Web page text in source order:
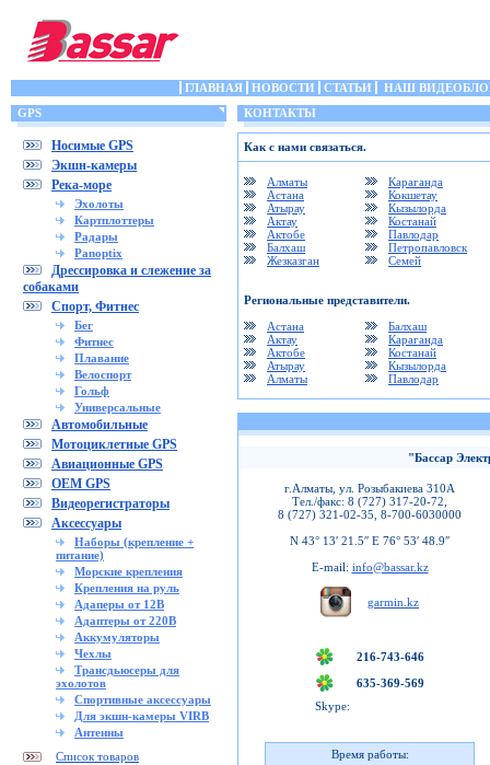
ГЛАВНАЯ НОВОСТИ СТАТЬИ
НАШ
GPS
Носимые GPS
Экшн-камеры
Река-море
Эхолоты
Картплоттеры
Радары
Panoptix
Дрессировка и слежение за
собаками
Спорт, Фитнес
Бег
Фитнес
Плавание
Велоспорт
Гольф
Универсальные
Автомобильные
Мотоциклетные GPS
Авиационные GPS
OEM GPS
Видеорегистраторы
Аксессуары
Наборы (крепление +
питание)
Морские крепления
Крепления на руль
Адаперы от 12В
Адаптеры от 220В
Аккумуляторы
Чехлы
Трансдьюсеры для
эхолотов
Спортивные аксессуары
Для экшн-камеры VIRB
Антенны
Список товаров
КОНТАКТЫ
Как с нами связаться.
Алматы
Караганда
Астана
Кокшетау
Атырау
Кызылорда
Актау
Костанай
Актобе
Павлодар
Балхаш
Петропавловск
Жезказган
Семей
Региональные представители.
Астана
Балхаш
Актау
Караганда
Актобе
Костанай
Атырау
Кызылорда
Алматы
Павлодар
"Бассар
г.Алматы, ул. Розыбакиева 310А
Тел./факс: 8 (727) 317-20-72,
8 (727) 321-02-35, 8-700-6030000
N 43° 13′ 21.5′′ E 76° 53′ 48.9′′
E-mail: info@bassar.kz
garmin.kz
216-743-646
635-369-569
Skype:
Время работы: